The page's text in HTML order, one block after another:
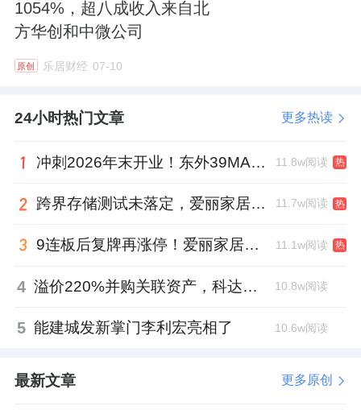
的客流、引入需求增长的品牌、营销活动和会
员活动具有规模优势保障自身客流和零售额实
现增长。公司层面来看，优秀的商业地产公司
有能力保障新项目成功开业三大要素。
标的上，推荐已具备优秀商业地产公司三要素
(601155.SH,01030)、华润万象生活
(01209)，
建议关注股息率有一定优势的
希慎兴业
商圈头部且运营能力强的REITs。
风险提示
经济居民消费超预期下行，行业竞争加剧。
1054%，超八成收入来自北
方华创和中微公司
原创 乐居财经 07-10
24小时热门文章 更多热读
冲刺2026年末开业！东外39MALL全球招商启幕，重构东直门商圈格局 11.8w阅读 热
跨界存储测试未落定，爱丽家居复牌前自揭多重风险 11.7w阅读 热
9连板后复牌再涨停！爱丽家居市盈率318倍，跨界收购案尚未落地 11.1w阅读 热
4 溢价220%并购关联资产，科达制造近75亿元重组被否 10.8w阅读
5 能建城发新掌门李利宏亮相了 10.6w阅读
最新文章 更多原创